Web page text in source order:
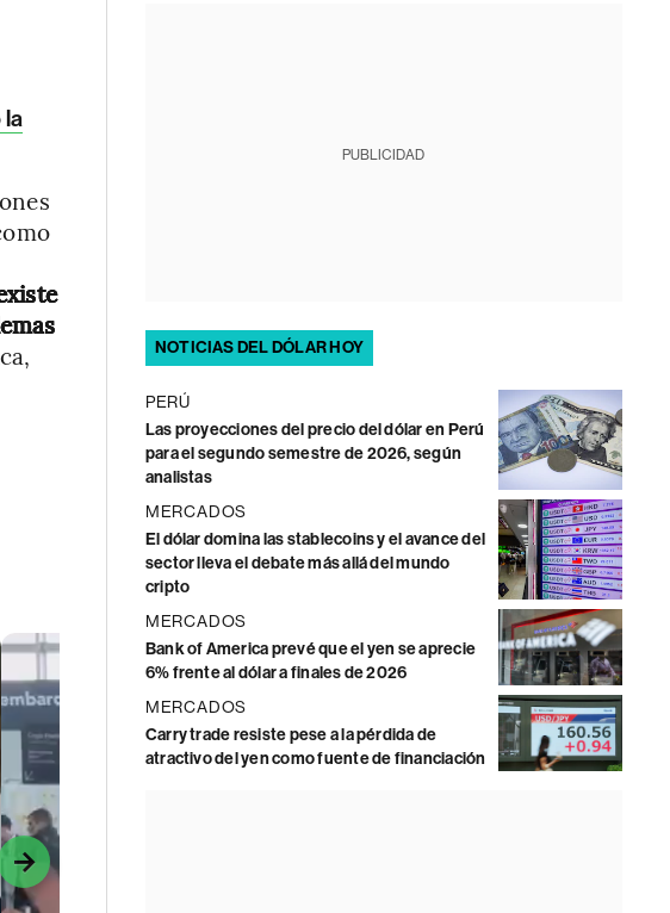
la
PUBLICIDAD
NOTICIAS DEL DÓLAR HOY
PERÚ
Las proyecciones del precio del dólar en Perú
para el segundo semestre de 2026, según
analistas
MERCADOS
El dólar domina las stablecoins y el avance del
sector lleva el debate más allá del mundo
cripto
MERCADOS
Bank of America prevé que el yen se aprecie
6% frente al dólar a finales de 2026
MERCADOS
Carry trade resiste pese a la pérdida de
atractivo del yen como fuente de financiación